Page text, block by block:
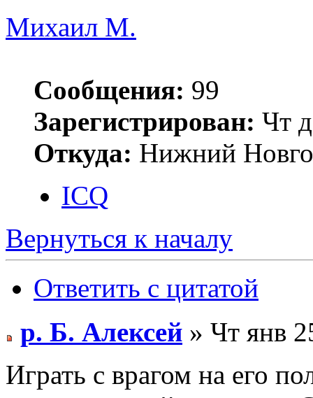
Михаил М.
Сообщения: 99
Зарегистрирован: Чт
Откуда: Нижний
ICQ
Вернуться к началу
Ответить с цитатой
р. Б. Алексей » Чт янв
Играть с врагом на его